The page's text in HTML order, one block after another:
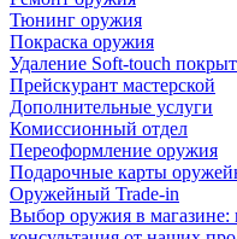
Тюнинг оружия
Покраска оружия
Удаление Soft-touch
Прейскурант мастерской
Дополнительные услуги
Комиссионный отдел
Переоформление оружия
Подарочные карты
Оружейный Trade-in
Выбор оружия в магазине: